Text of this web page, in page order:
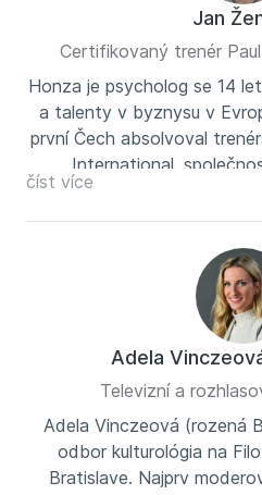
Jan
Certifikovaný trenér
Honza je psycholog se 14
a talenty v byznysu v
první Čech absolvoval
International,
problematikou čtení emocí
kontextu rozvoje emoční
bezpečnosti a
číst více
Adela
Televizní a
Adela Vinczeová (rozená
odbor kulturológia na
Bratislave. Najprv